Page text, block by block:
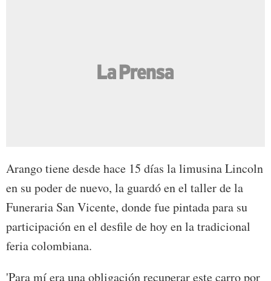
Arango tiene desde hace 15 días la limusina Lincoln
en su poder de nuevo, la guardó en el taller de la
Funeraria San Vicente, donde fue pintada para su
participación en el desfile de hoy en la tradicional
feria colombiana.
'Para mí era una obligación recuperar este carro por